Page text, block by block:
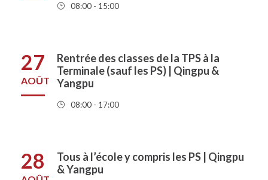
08:00 - 15:00
27
AOÛT
Rentrée des classes de la TPS à la
Terminale (sauf les PS) | Qingpu &
Yangpu
08:00 - 17:00
28
Tous à l’école y compris les PS | Qingpu
& Yangpu